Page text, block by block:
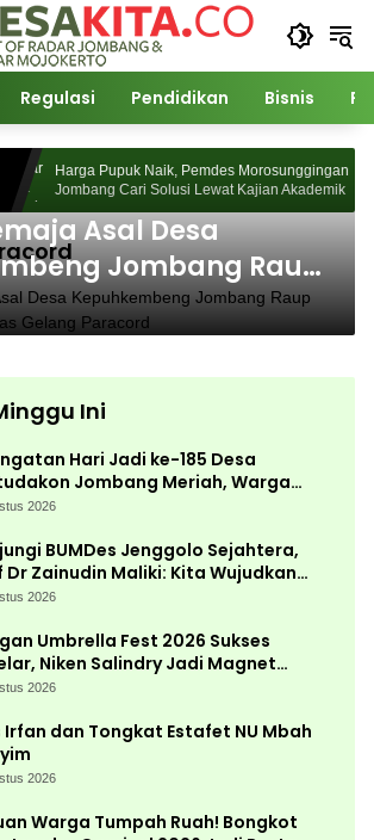
Regulasi Pendidikan Bisnis
Harga Pupuk Naik, Pemdes Morosunggingan
Jombang Cari Solusi Lewat Kajian Akademik
Asal Desa
Jombang Raup
Kreativitas Gelang
Ini
Hari Jadi ke-185 Desa
Jombang Meriah, Warga
Blek Padati Karnaval Budaya
2026
BUMDes Jenggolo Sejahtera,
Dr Zainudin Maliki: Kita Wujudkan
Ekonomi dengan Potensi
2026
Umbrella Fest 2026 Sukses
Niken Salindry Jadi Magnet
Pengunjung
2026
Irfan dan Tongkat Estafet NU Mbah
2026
Warga Tumpah Ruah! Bongkot